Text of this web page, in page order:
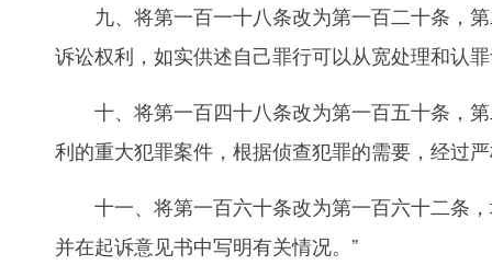
九、将第一百一十八条改为第一百二十条，第
诉讼权利，如实供述自己罪行可以从宽处理和认
十、将第一百四十八条改为第一百五十条，第
利的重大犯罪案件，根据侦查犯罪的需要，经过
十一、将第一百六十条改为第一百六十二条，
并在起诉意见书中写明有关情况。”